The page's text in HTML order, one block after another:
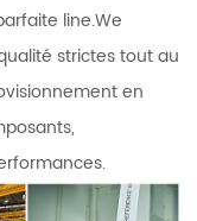
line.We
strictes tout au
en